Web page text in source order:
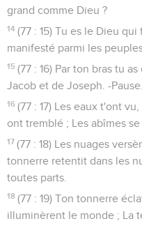
grand comme Dieu ?
14 (77 : 15) Tu es le Dieu
manifesté parmi les
15 (77 : 16) Par ton bras tu
Jacob et de Joseph. -Pause.
16 (77 : 17) Les eaux t'ont
ont tremblé ; Les abîmes se
17 (77 : 18) Les nuages
tonnerre retentit dans les
toutes parts.
18 (77 : 19) Ton tonnerre
illuminèrent le monde ; La